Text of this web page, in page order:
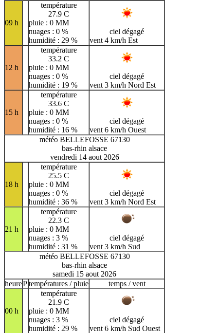
09 h
température
27.9 C
pluie : 0 MM
nuages : 0 %
humidité : 29 %
ciel dégagé
vent 4 km/h Est
12 h
température
33.2 C
pluie : 0 MM
nuages : 0 %
humidité : 19 %
ciel dégagé
vent 3 km/h Nord Est
15 h
température
33.6 C
pluie : 0 MM
nuages : 0 %
humidité : 16 %
ciel dégagé
vent 6 km/h Ouest
météo BELLEFOSSE 67130
bas-rhin alsace
vendredi 14 aout 2026
18 h
température
25.5 C
pluie : 0 MM
nuages : 0 %
humidité : 36 %
ciel dégagé
vent 3 km/h Nord Est
21 h
température
22.3 C
pluie : 0 MM
nuages : 3 %
humidité : 31 %
ciel dégagé
vent 3 km/h Sud
météo BELLEFOSSE 67130
bas-rhin alsace
samedi 15 aout 2026
heurePtempératures / pluie temps / vent
00 h
température
21.9 C
pluie : 0 MM
nuages : 3 %
humidité : 29 %
ciel dégagé
vent 6 km/h Sud Ouest